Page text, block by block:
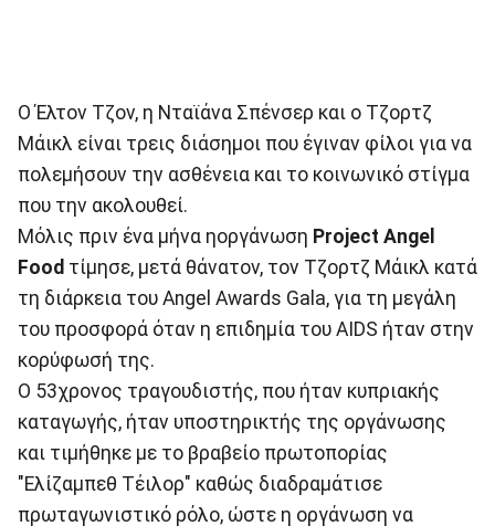
O Έλτον Τζον, η Νταϊάνα Σπένσερ και ο Τζορτζ
Μάικλ είναι τρεις διάσημοι που έγιναν φίλοι για να
πολεμήσουν την ασθένεια και το κοινωνικό στίγμα
που την ακολουθεί.
Μόλις πριν ένα μήνα ηοργάνωση Project Angel
Food τίμησε, μετά θάνατον, τον Τζορτζ Μάικλ κατά
τη διάρκεια του Angel Awards Gala, για τη μεγάλη
του προσφορά όταν η επιδημία του AIDS ήταν στην
κορύφωσή της.
Ο 53χρονος τραγουδιστής, που ήταν κυπριακής
καταγωγής, ήταν υποστηρικτής της οργάνωσης
και τιμήθηκε με το βραβείο πρωτοπορίας
"Ελίζαμπεθ Τέιλορ" καθώς διαδραμάτισε
πρωταγωνιστικό ρόλο, ώστε η οργάνωση να